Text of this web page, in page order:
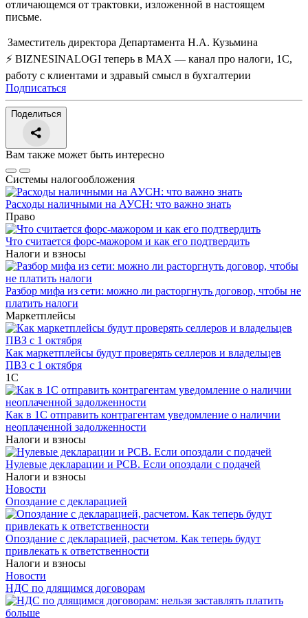
отличающемся от трактовки, изложенной в настоящем
письме.
Заместитель директора Департамента Н.А. Кузьмина
⚡ BIZNESINALOGI теперь в MAX — канал про налоги, 1С,
работу с клиентами и здравый смысл в бухгалтерии
Подписаться
Поделиться
Вам также может быть интересно
Системы налогообложения
Расходы наличными на АУСН: что важно знать
Право
Что считается форс-мажором и как его подтвердить
Налоги и взносы
Разбор мифа из сети: можно ли расторгнуть договор, чтобы не
платить налоги
Маркетплейсы
Как маркетплейсы будут проверять селлеров и владельцев
ПВЗ с 1 октября
1С
Как в 1С отправить контрагентам уведомление о наличии
неоплаченной задолженности
Налоги и взносы
Нулевые декларации и РСВ. Если опоздали с подачей
Налоги и взносы
Новости
Опоздание с декларацией
Опоздание с декларацией, расчетом. Как теперь будут
привлекать к ответственности
Налоги и взносы
Новости
НДС по длящимся договорам